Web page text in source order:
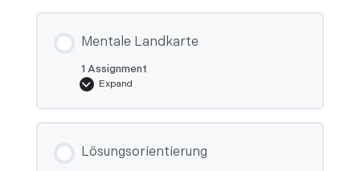
Mentale Landkarte
1 Assignment
Expand
Mentale
Lösungsorientierung